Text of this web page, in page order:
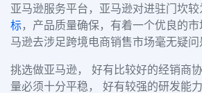
亚马逊服务平台，亚马逊对进驻门坎
标，产品质量确保，有着一个优良的
马逊去涉足跨境电商销售市场毫无疑问
挑选做亚马逊， 好有比较好的经销商
量必须十分平稳， 好有较强的研发能